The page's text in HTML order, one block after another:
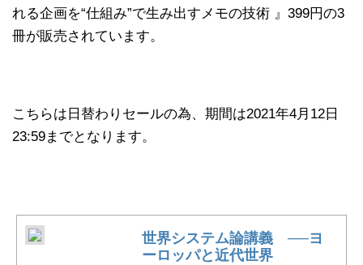
れる企画を“仕組み”で生み出すメモの技術 』399円の3
冊が販売されています。
こちらは日替わりセールの為、期間は2021年4月12日
23:59までとなります。
世界システム論講義 ──ヨ
ーロッパと近代世界